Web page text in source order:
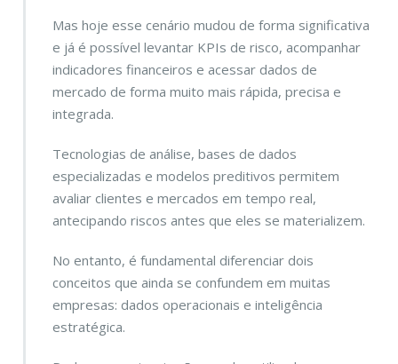
Mas hoje esse cenário mudou de forma significativa
e já é possível levantar KPIs de risco, acompanhar
indicadores financeiros e acessar dados de
mercado de forma muito mais rápida, precisa e
integrada.
Tecnologias de análise, bases de dados
especializadas e modelos preditivos permitem
avaliar clientes e mercados em tempo real,
antecipando riscos antes que eles se materializem.
No entanto, é fundamental diferenciar dois
conceitos que ainda se confundem em muitas
empresas: dados operacionais e inteligência
estratégica.